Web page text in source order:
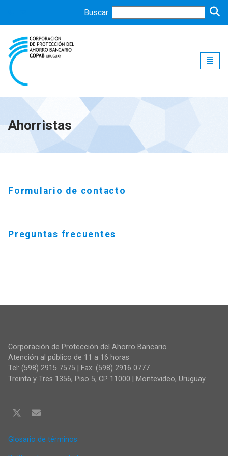
Buscar:
Ahorristas
Formulario de contacto
Preguntas frecuentes
Corporación de Protección del Ahorro Bancario
Atención al público de 11 a 16 horas
Tel: (598) 2915 7575 | Fax: (598) 2916 0777
Treinta y Tres 1356, Piso 5, CP 11000 | Montevideo, Uruguay
Glosario de términos